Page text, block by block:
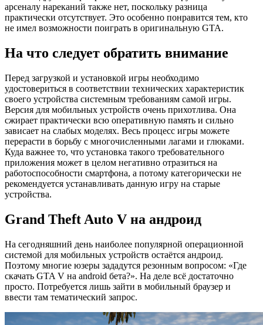
арсеналу нареканий также нет, поскольку разница
практически отсутствует. Это особенно понравится тем, кто
не имел возможности поиграть в оригинальную GTA.
На что следует обратить внимание
Перед загрузкой и установкой игры необходимо
удостовериться в соответствии технических характеристик
своего устройства системным требованиям самой игры.
Версия для мобильных устройств очень прихотлива. Она
сжирает практически всю оперативную память и сильно
зависает на слабых моделях. Весь процесс игры можете
перерасти в борьбу с многочисленными лагами и глюками.
Куда важнее то, что установка такого требовательного
приложения может в целом негативно отразиться на
работоспособности смартфона, а потому категорически не
рекомендуется устанавливать данную игру на старые
устройства.
Grand Theft Auto V на андроид
На сегодняшний день наиболее популярной операционной
системой для мобильных устройств остаётся андроид.
Поэтому многие юзеры зададутся резонным вопросом: «Где
скачать GTA V на android бета?». На деле всё достаточно
просто. Потребуется лишь зайти в мобильный браузер и
ввести там тематический запрос.